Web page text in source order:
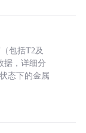
包括T2及
据，详细分
态下的金属